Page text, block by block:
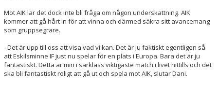
Mot AIK lär det dock inte bli fråga om någon underskattning. AIK
kommer att gå hårt in för att vinna och därmed säkra sitt avancemang
som gruppsegrare.
- Det är upp till oss att visa vad vi kan. Det är ju faktiskt egentligen så
att Eskilsminne IF just nu spelar för en plats i Europa. Bara det är ju
fantastiskt. Detta är min i särklass viktigaste match i livet hittills och det
ska bli fantastiskt roligt att gå ut och spela mot AIK, slutar Dani.